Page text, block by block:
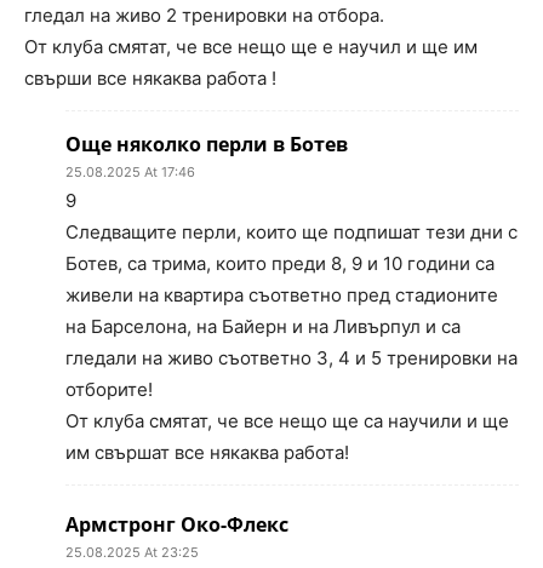
гледал на живо 2 тренировки на отбора.
От клуба смятат, че все нещо ще е научил и ще им
свърши все някаква работа !
Още няколко перли в Ботев
25.08.2025 At 17:46
9
Следващите перли, които ще подпишат тези дни с
Ботев, са трима, които преди 8, 9 и 10 години са
живели на квартира съответно пред стадионите
на Барселона, на Байерн и на Ливърпул и са
гледали на живо съответно 3, 4 и 5 тренировки на
отборите!
От клуба смятат, че все нещо ще са научили и ще
им свършат все някаква работа!
Армстронг Око-Флекс
25.08.2025 At 23:25